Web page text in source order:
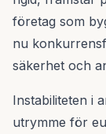
företag som
nu
säkerhet och
Instabiliteten i
utrymme för